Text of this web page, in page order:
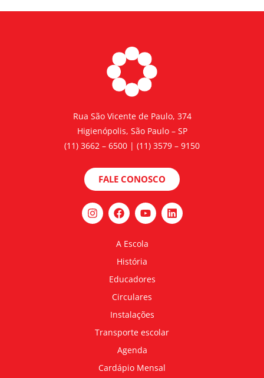
Rua São Vicente de Paulo, 374
Higienópolis, São Paulo – SP
(11) 3662 – 6500 | (11) 3579 – 9150
FALE CONOSCO
A Escola
História
Educadores
Circulares
Instalações
Transporte escolar
Agenda
Cardápio Mensal